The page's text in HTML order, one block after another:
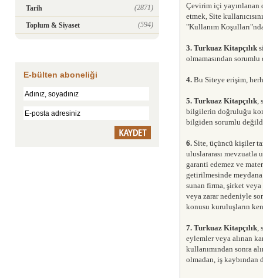
Tarih (2871)
Toplum & Siyaset (594)
E-bülten aboneliği
Çevirim içi yayınlanan
etmek, Site
"Kullanım
3. Turkuaz Kitapçılık
olmamasından
4. Bu Siteye erişim,
5. Turkuaz Kitapçılık,
bilgilerin doğruluğu
bilgiden sorumlu
6. Site, üçüncü kişiler
uluslararası mevzuatla
garanti edemez ve
getirilmesinde
sunan firma, şirket
veya zarar nedeniyle
konusu kuruluşların
7. Turkuaz Kitapçılık,
eylemler veya alınan
kullanımından sonra
olmadan, iş kaybından